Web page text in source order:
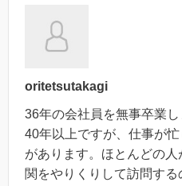
oritetsutakagi
36年の会社員を無事卒業
40年以上ですが、仕事が
があります。ほとんどの
関をやりくりして訪問す